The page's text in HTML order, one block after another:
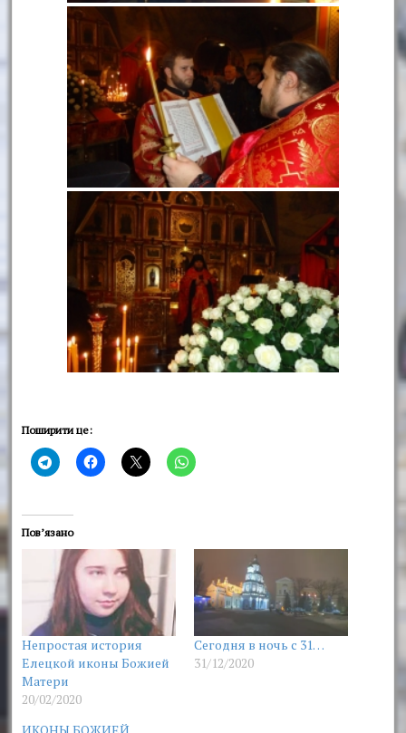
Поширити це:
Пов’язано
Непростая история
Елецкой иконы Божией
Матери
20/02/2020
Сегодня в ночь с 31…
31/12/2020